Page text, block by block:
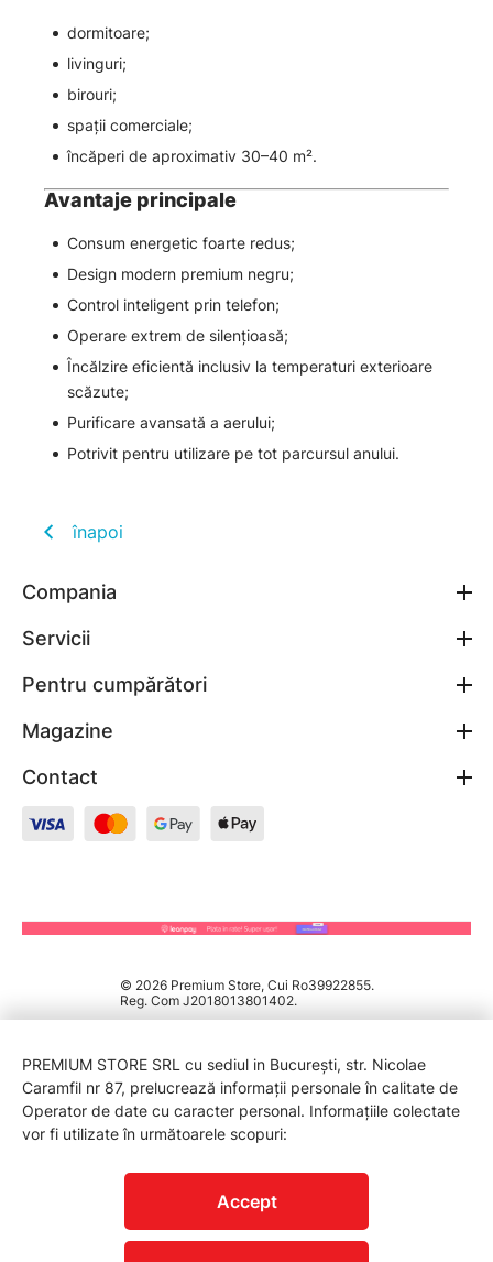
dormitoare;
livinguri;
birouri;
spații comerciale;
încăperi de aproximativ 30–40 m².
Avantaje principale
Consum energetic foarte redus;
Design modern premium negru;
Control inteligent prin telefon;
Operare extrem de silențioasă;
Încălzire eficientă inclusiv la temperaturi exterioare
scăzute;
Purificare avansată a aerului;
Potrivit pentru utilizare pe tot parcursul anului.
înapoi
Compania
Servicii
Pentru cumpărători
Magazine
Contact
© 2026 Premium Store, Cui Ro39922855.
Reg. Com J2018013801402.
PREMIUM STORE SRL cu sediul in București, str. Nicolae
Caramfil nr 87, prelucrează informații personale în calitate de
Operator de date cu caracter personal. Informațiile colectate
vor fi utilizate în următoarele scopuri:
Accept